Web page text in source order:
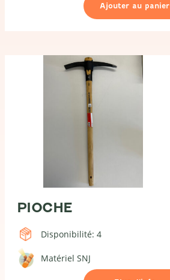
Ajouter au panier
PIOCHE
Disponibilité: 4
Matériel SNJ